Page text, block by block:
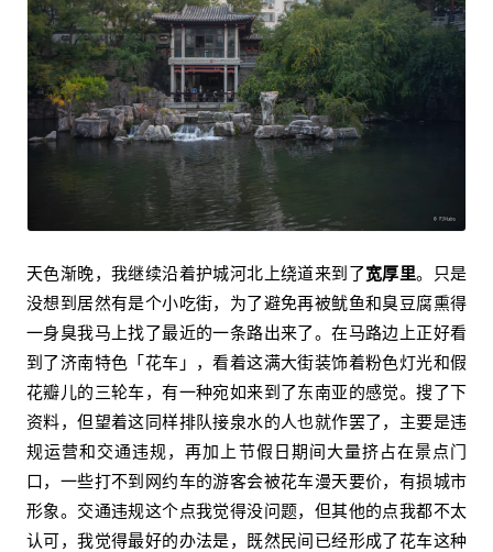
天色渐晚，我继续沿着护城河北上绕道来到了宽厚里。只是
没想到居然有是个小吃街，为了避免再被鱿鱼和臭豆腐熏得
一身臭我马上找了最近的一条路出来了。在马路边上正好看
到了济南特色「花车」，看着这满大街装饰着粉色灯光和假
花瓣儿的三轮车，有一种宛如来到了东南亚的感觉。搜了下
资料，但望着这同样排队接泉水的人也就作罢了，主要是违
规运营和交通违规，再加上节假日期间大量挤占在景点门
口，一些打不到网约车的游客会被花车漫天要价，有损城市
形象。交通违规这个点我觉得没问题，但其他的点我都不太
认可，我觉得最好的办法是，既然民间已经形成了花车这种